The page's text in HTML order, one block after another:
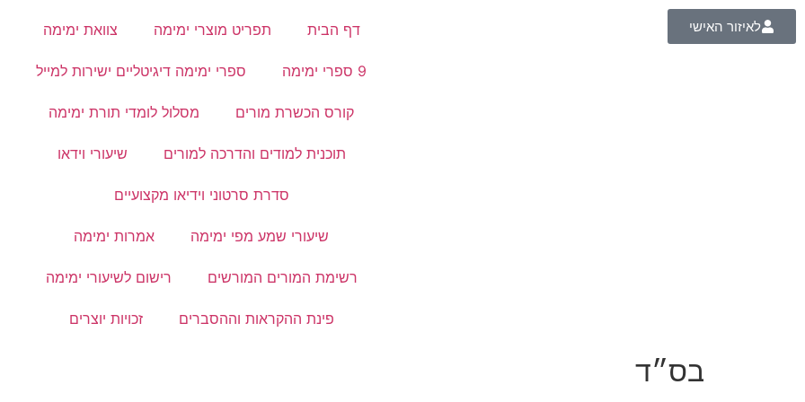
לאיזור האישי דף הבית תפריט מוצרי ימימה צוואת ימימה
9 ספרי ימימה ספרי ימימה דיגיטליים ישירות למייל
קורס הכשרת מורים מסלול לומדי תורת ימימה
תוכנית למודים והדרכה למורים שיעורי וידאו
סדרת סרטוני וידיאו מקצועיים
שיעורי שמע מפי ימימה אמרות ימימה
רשימת המורים המורשים רישום לשיעורי ימימה
פינת ההקראות וההסברים זכויות יוצרים
בס״ד